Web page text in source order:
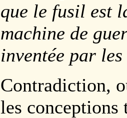
que le fusil est
machine de
inventée par les
Contradiction,
les conceptions